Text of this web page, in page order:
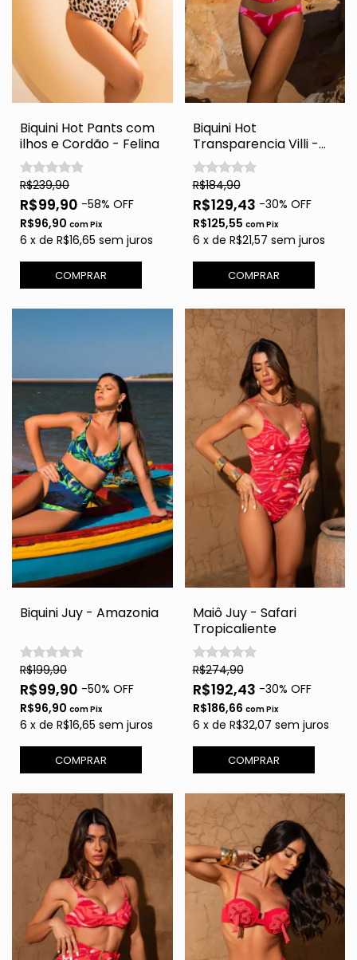
Biquini Hot Pants com
ilhos e Cordão - Felina
R$239,90
R$99,90 -58% OFF
R$96,90 comPix
6 x de R$16,65 sem juros
COMPRAR
Biquini Hot
Transparencia Villi -
Red Flowers
R$184,90
R$129,43 -30% OFF
R$125,55 comPix
6 x de R$21,57 sem juros
COMPRAR
Biquini Juy - Amazonia
R$199,90
R$99,90 -50% OFF
R$96,90 comPix
6 x de R$16,65 sem juros
COMPRAR
Maiô Juy - Safari
Tropicaliente
R$274,90
R$192,43 -30% OFF
R$186,66 comPix
6 x de R$32,07 sem juros
COMPRAR